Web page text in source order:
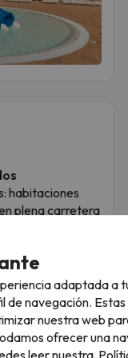
habitaciones
plena carretera
buffet
entorno conecta
junto al mar.
adaptada a
navegación. Estas
nuestra web
ofrecer una
leer nuestra